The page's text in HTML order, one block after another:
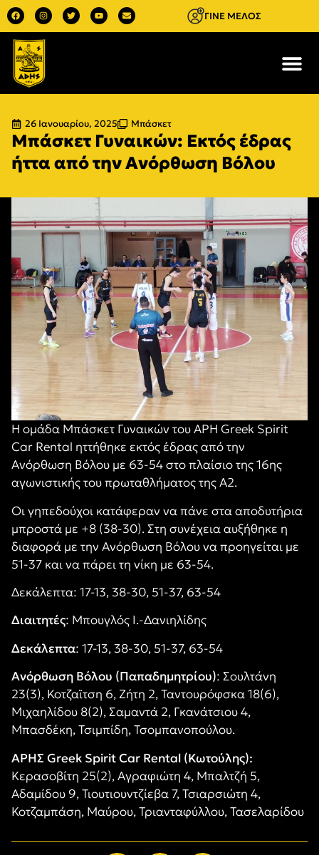
ΓΙΝΕ ΜΕΛΟΣ
26 Ιανουαρίου, 2025 Μπάσκετ
Μπάσκετ Γυναικών: Εκτός έδρας
ήττα από την Ανόρθωση Βόλου
Η ομάδα Μπάσκετ Γυναικών του ΑΡΗ Greek Spirit
Car Rental ηττήθηκε εκτός έδρας από την
Ανόρθωση Βόλου με 63-54 στο πλαίσιο της 16ης
αγωνιστικής του πρωταθλήματος της A2.
Οι γηπεδούχοι κατάφεραν να πάνε στα αποδυτήρια
μπροστά με +8 (38-30). Στη συνέχεια αυξήθηκε η
διαφορά με την Ανόρθωση Βόλου να προηγείται με
51-37 και να πάρει τη νίκη με 63-54.
Δεκάλεπτα: 17-13, 38-30, 51-37, 63-54
Διαιτητές: Μπουγλός Ι.-Δανιηλίδης
Δεκάλεπτα: 17-13, 38-30, 51-37, 63-54
Ανόρθωση Βόλου (Παπαδημητρίου): Σουλτάνη
23(3), Κοτζαϊτση 6, Ζήτη 2, Ταντουρόφσκα 18(6),
Μιχαηλίδου 8(2), Σαμαντά 2, Γκανάτσιου 4,
Μπασδέκη, Τσιμπίδη, Τσομπανοπούλου.
ΑΡΗΣ Greek Spirit Car Rental (Κωτούλης):
Κερασοβίτη 25(2), Αγραφιώτη 4, Μπαλτζή 5,
Αδαμίδου 9, Τιουτιουντζίεβα 7, Τσιαρσιώτη 4,
Κοτζαμπάση, Μαύρου, Τριανταφύλλου, Τασελαρίδου